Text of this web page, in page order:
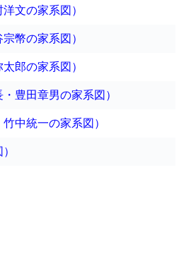
文の家系図）
幣の家系図）
郎の家系図）
豊田章男の家系図）
中統一の家系図）